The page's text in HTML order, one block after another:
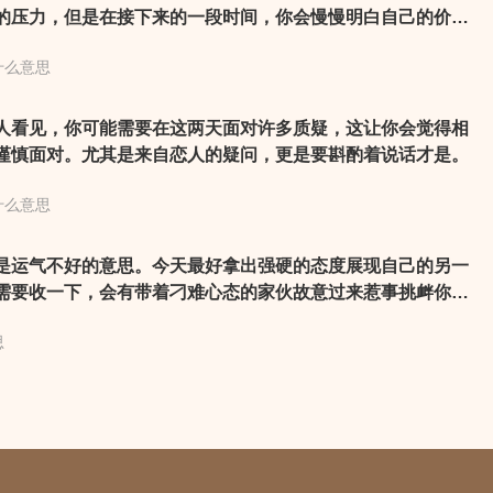
压力，但是在接下来的一段时间，你会慢慢明白自己的价
然的机会激发情感，你突然发现身边这个很熟悉的人才是合
意思
看见，你可能需要在这两天面对许多质疑，这让你会觉得相
慎面对。尤其是来自恋人的疑问，更是要斟酌着说话才是。
意思
运气不好的意思。今天最好拿出强硬的态度展现自己的另一
要收一下，会有带着刁难心态的家伙故意过来惹事挑衅你，
你很能配合对方，而不再计较谁付出比较多。钱花得凶，因